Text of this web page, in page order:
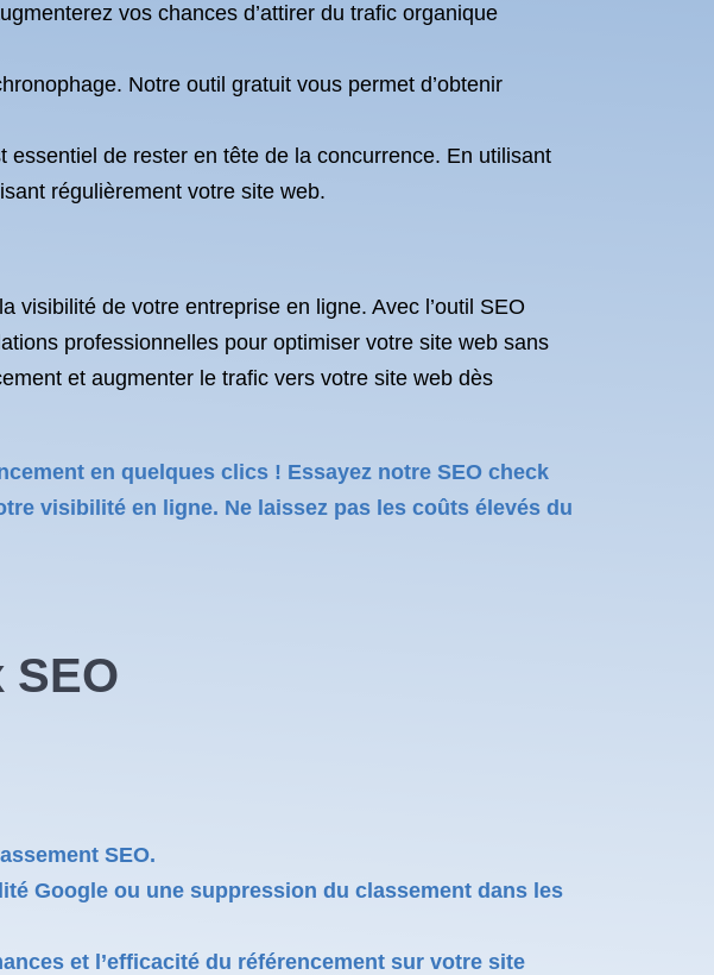
vos chances d’attirer du trafic organique
Notre outil gratuit vous permet d’obtenir
essentiel de rester en tête de la concurrence. En utilisant
régulièrement votre site web.
visibilité de votre entreprise en ligne. Avec l’outil SEO
professionnelles pour optimiser votre site web sans
et augmenter le trafic vers votre site web dès
en quelques clics ! Essayez notre SEO check
visibilité en ligne. Ne laissez pas les coûts élevés du
SEO
SEO.
Google ou une suppression du classement dans les
et l’efficacité du référencement sur votre site